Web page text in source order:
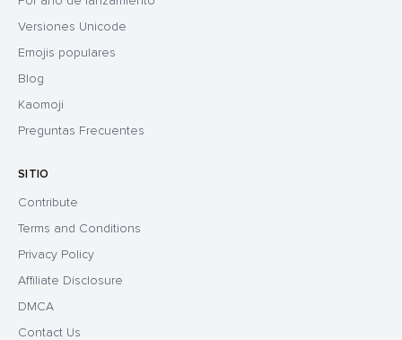
Versiones Unicode
Emojis populares
Blog
Kaomoji
Preguntas Frecuentes
SITIO
Contribute
Terms and Conditions
Privacy Policy
Affiliate Disclosure
DMCA
Contact Us